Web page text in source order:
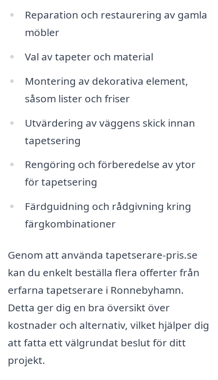
Reparation och restaurering av gamla
möbler
Val av tapeter och material
Montering av dekorativa element,
såsom lister och friser
Utvärdering av väggens skick innan
tapetsering
Rengöring och förberedelse av ytor
för tapetsering
Färdguidning och rådgivning kring
färgkombinationer
Genom att använda tapetserare-pris.se
kan du enkelt beställa flera offerter från
erfarna tapetserare i Ronnebyhamn.
Detta ger dig en bra översikt över
kostnader och alternativ, vilket hjälper dig
att fatta ett välgrundat beslut för ditt
projekt.